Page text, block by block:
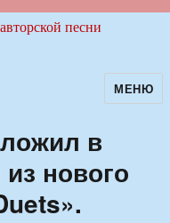
авторскойМЕНЮ
в
нового